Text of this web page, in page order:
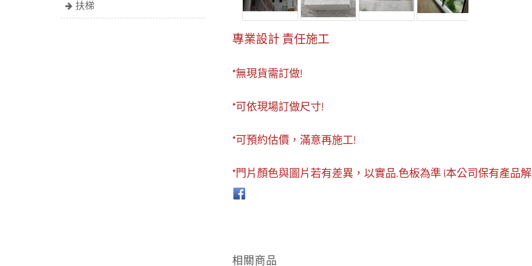
扶梯
專業設計 責任施工
*無現貨需訂做!
*可依現場訂做尺寸!
*可預約估價，滿意再施工!
*門片顏色與圖片若有差異，以實品.色板為準 (本公司保有產品
相關商品